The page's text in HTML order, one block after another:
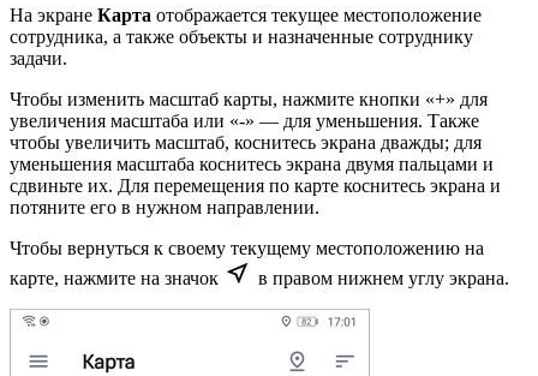
На экране Карта отображается текущее местоположение
сотрудника, а также объекты и назначенные сотруднику
задачи.
Чтобы изменить масштаб карты, нажмите кнопки «+» для
увеличения масштаба или «-» — для уменьшения. Также
чтобы увеличить масштаб, коснитесь экрана дважды; для
уменьшения масштаба коснитесь экрана двумя пальцами и
сдвиньте их. Для перемещения по карте коснитесь экрана и
потяните его в нужном направлении.
Чтобы вернуться к своему текущему местоположению на
карте, нажмите на значок
в правом нижнем углу экрана.